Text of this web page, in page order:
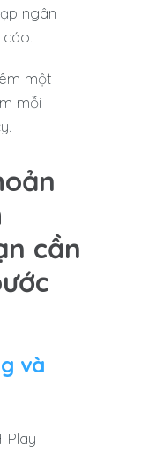
ngân
một
mỗi
cần
và
Play